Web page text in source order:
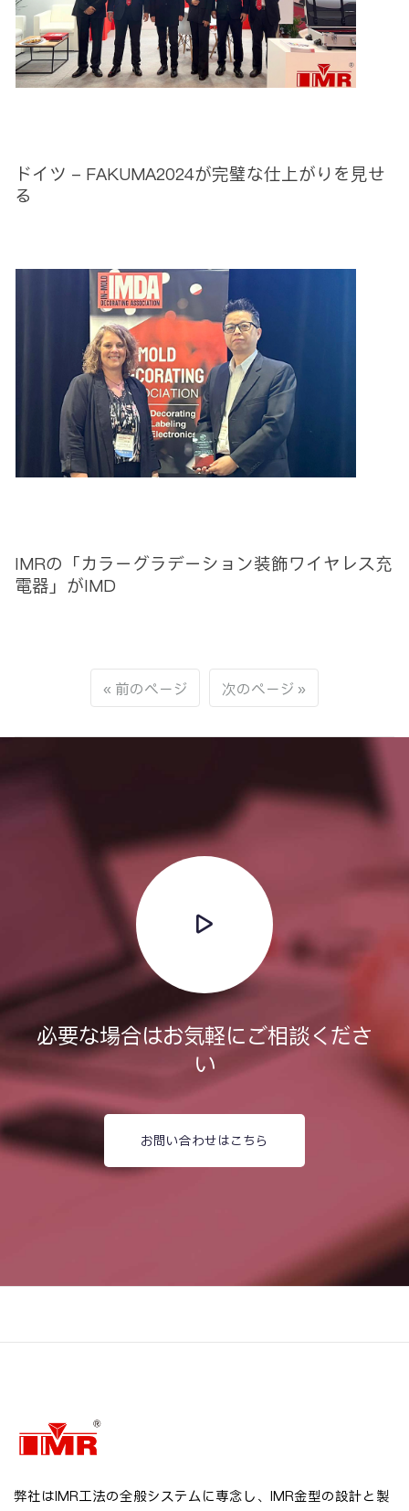
ドイツ - FAKUMA2024が完璧な仕上がりを見せ
る
IMRの「カラーグラデーション装飾ワイヤレス充
電器」がIMD
前のページ 次のページ
必要な場合はお気軽にご相談くださ
い
お問い合わせはこちら
弊社はIMR工法の全般システムに専念し、IMR金型の設計と製